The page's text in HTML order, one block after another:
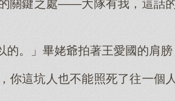
的關鍵之處——大隊有我，這
的。」畢姥爺拍著王愛國的肩膀
你這坑人也不能照死了往一個